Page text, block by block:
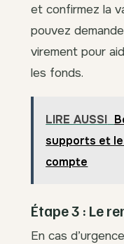
et confirmez la
pouvez
virement pour
les fonds.
LIRE AUSSI
supports et
compte
Étape 3 : Le
En cas